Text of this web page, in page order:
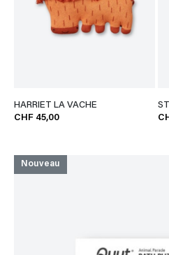
HARRIET LA VACHE
CHF 45,00
Nouveau